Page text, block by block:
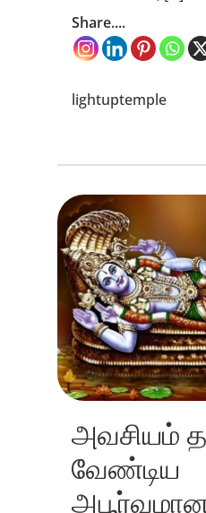
Share....
lightuptemple
அவசியம்
வேண்டிய